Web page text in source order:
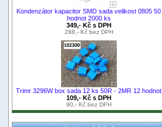
Kondenzátor kapacitor SMD sada velikost 0805 50
hodnot 2000 ks
349,- Kč s DPH
288,- Kč bez DPH
Trimr 3296W box sada 12 ks 50R - 2MR 12 hodnot
109,- Kč s DPH
90,- Kč bez DPH